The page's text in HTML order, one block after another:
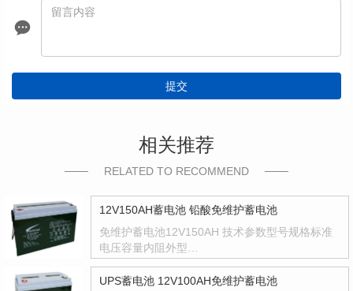
提交
相关推荐
RELATED TO RECOMMEND
12V150AH蓄电池 铅酸免维护蓄电池
免维护蓄电池12V150AH 技术参数型号规格标准
电压容量内阻外型…
UPS蓄电池 12V100AH免维护蓄电池